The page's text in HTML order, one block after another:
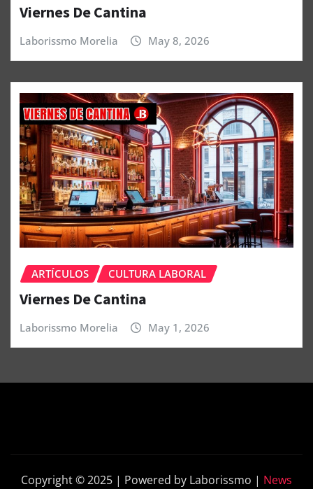
Viernes De Cantina
Laborissmo Morelia May 8, 2026
ARTÍCULOS CULTURA LABORAL
Viernes De Cantina
Laborissmo Morelia May 1, 2026
Copyright © 2025 | Powered by Laborissmo | News